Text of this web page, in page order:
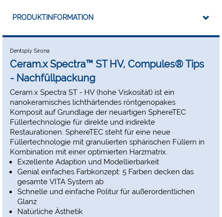
PRODUKTINFORMATION
Dentsply Sirona
Ceram.x Spectra™ ST HV, Compules® Tips
- Nachfüllpackung
Ceram.x Spectra ST - HV (hohe Viskosität) ist ein
nanokeramisches lichthärtendes röntgenopakes
Komposit auf Grundlage der neuartigen SphereTEC
Füllertechnologie für direkte und indirekte
Restaurationen. SphereTEC steht für eine neue
Füllertechnologie mit granulierten sphärischen Füllern in
Kombination mit einer optimierten Harzmatrix.
Exzellente Adaption und Modellierbarkeit
Genial einfaches Farbkonzept: 5 Farben decken das
gesamte VITA System ab
Schnelle und einfache Politur für außerordentlichen
Glanz
Natürliche Ästhetik